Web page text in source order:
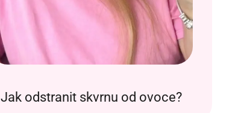
Jak odstranit skvrnu od ovoce?